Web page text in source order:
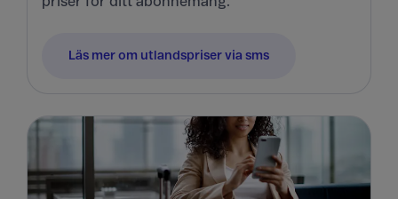
Läs mer om utlandspriser via sms